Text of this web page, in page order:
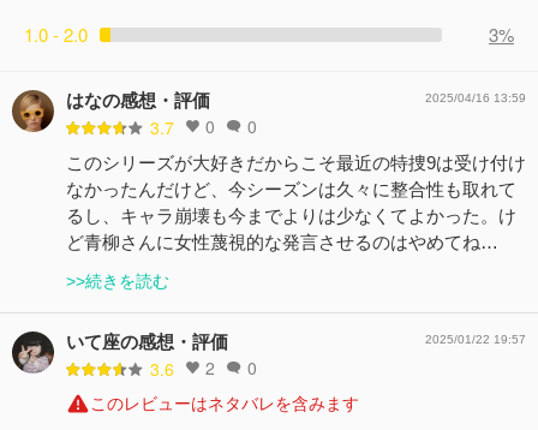
をし、順調に売り上げが伸びていたにもかかわらず、１週
られたという。 その矢先、麻里佳と睦美が店の経営をめぐ
って言い争いをしていたことが発覚。さらに、麻里佳につ
いて次々と知らない事実が浮上していき、周囲の人間にた
くさんの嘘をついていたことが判明。麻里佳への疑惑がふ
くらむ中、由真は刑事として、最後まで真実を追求するこ
とができるのか…!?そして苦悩する由真を見つめる直樹が
取った行動とは…!?
コメント6件 拍手0回
たという。 まもなく、殺された門倉の携帯から「送別会の
ージが見つかり、異動を恨んだ小松による犯行ではないか
という線が浮上する。しかし、小松は私用があったため呼
び出しには応じなかった、と関与を否定して…！？ 一方、
直樹と倫子は旅先でデッサンの描かれたノートを拾ったこ
とから、持ち主の平花鈴（平澤宏々路）と知り合う。彼女
は東京で“ある人物”にだまされたと打ち明けて…！？ そん
な中、班長の国木田誠二（中村梅雀）は、特捜班のメンバ
ーひとりひとりに意味深な言葉を掛けていき…！？
1.0 - 2.0
3%
はなの感想・評価
3.7 0 0
2025/04/16 13:59
このシリーズが大好きだからこそ最近の特捜9は受け付け
なかったんだけど、今シーズンは久々に整合性も取れて
るし、キャラ崩壊も今までよりは少なくてよかった。け
ど青柳さんに女性蔑視的な発言させるのはやめてね…
>>続きを読む
いて座の感想・評価
3.6 2 0
2025/01/22 19:57
このレビューはネタバレを含みます